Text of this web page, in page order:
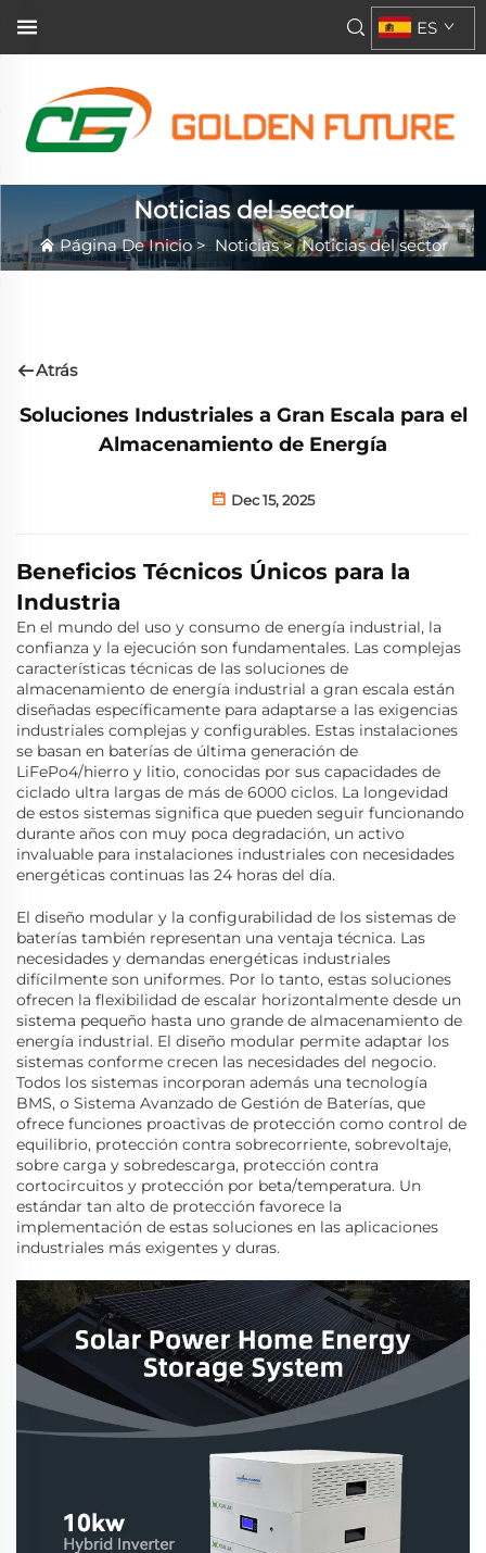
ES
Noticias del sector
Página De Inicio> Noticias>Noticias del sector
Atrás
Soluciones Industriales a Gran Escala para el
Almacenamiento de Energía
Dec 15, 2025
Beneficios Técnicos Únicos para la
Industria
En el mundo del uso y consumo de energía industrial, la
confianza y la ejecución son fundamentales. Las complejas
características técnicas de las soluciones de
almacenamiento de energía industrial a gran escala están
diseñadas específicamente para adaptarse a las exigencias
industriales complejas y configurables. Estas instalaciones
se basan en baterías de última generación de
LiFePo4/hierro y litio, conocidas por sus capacidades de
ciclado ultra largas de más de 6000 ciclos. La longevidad
de estos sistemas significa que pueden seguir funcionando
durante años con muy poca degradación, un activo
invaluable para instalaciones industriales con necesidades
energéticas continuas las 24 horas del día.
El diseño modular y la configurabilidad de los sistemas de
baterías también representan una ventaja técnica. Las
necesidades y demandas energéticas industriales
difícilmente son uniformes. Por lo tanto, estas soluciones
ofrecen la flexibilidad de escalar horizontalmente desde un
sistema pequeño hasta uno grande de almacenamiento de
energía industrial. El diseño modular permite adaptar los
sistemas conforme crecen las necesidades del negocio.
Todos los sistemas incorporan además una tecnología
BMS, o Sistema Avanzado de Gestión de Baterías, que
ofrece funciones proactivas de protección como control de
equilibrio, protección contra sobrecorriente, sobrevoltaje,
sobre carga y sobredescarga, protección contra
cortocircuitos y protección por beta/temperatura. Un
estándar tan alto de protección favorece la
implementación de estas soluciones en las aplicaciones
industriales más exigentes y duras.